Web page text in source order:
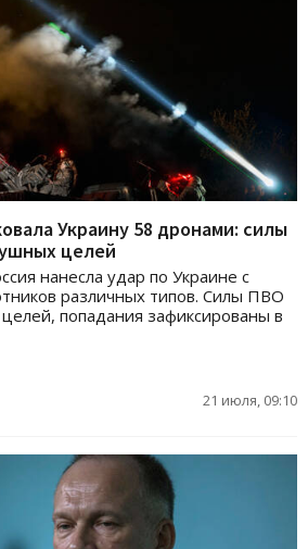
Украину 58 дронами: силы
целей
нанесла удар по Украине с
различных типов. Силы ПВО
попадания зафиксированы в
21 июля, 09:10